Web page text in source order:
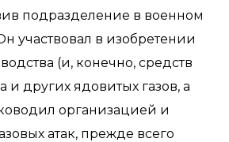
подразделение в военном
участвовал в изобретении
(и, конечно, средств
и других ядовитых газов, а
организацией и
атак, прежде всего